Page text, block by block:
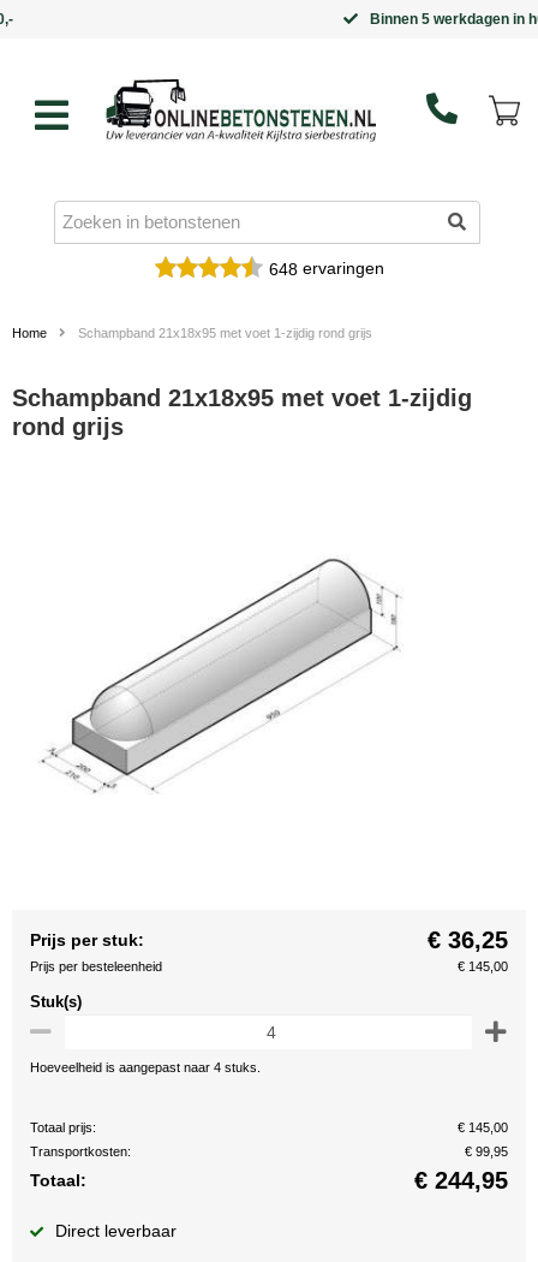
Binnen 5 werkdagen in huis
648ervaringen
Home Schampband 21x18x95 met voet 1-zijdig rond grijs
Schampband 21x18x95 met voet 1-zijdig
rond grijs
Prijs per stuk: € 36,25
Prijs per besteleenheid € 145,00
Stuk(s)
Hoeveelheid is aangepast naar 4 stuks.
Totaal prijs:
€ 145,00
Transportkosten:
€ 99,95
Totaal: € 244,95
Direct leverbaar